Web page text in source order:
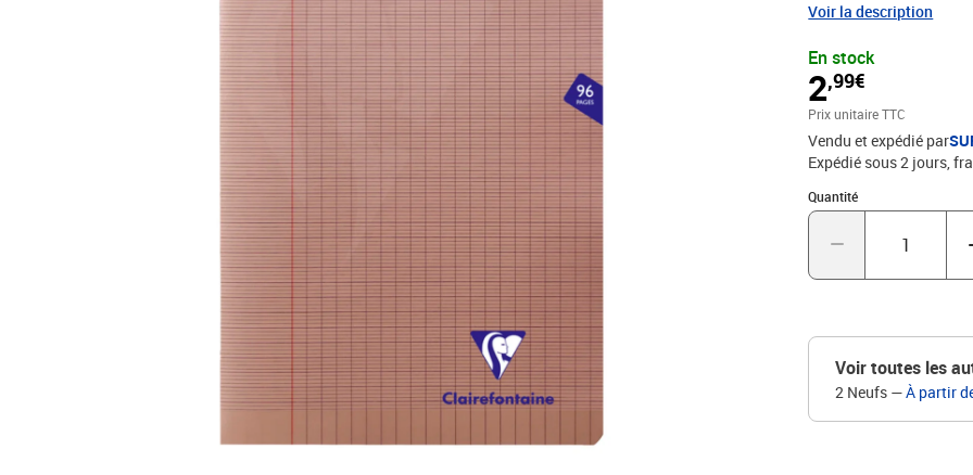
douceur du papier
Voir la description
En stock
2,99€
Prix unitaire TTC
Vendu et expédié par
Expédié sous 2 jours,
Quantité
Quantité : 1
Voir toutes les
2 Neufs —À partir